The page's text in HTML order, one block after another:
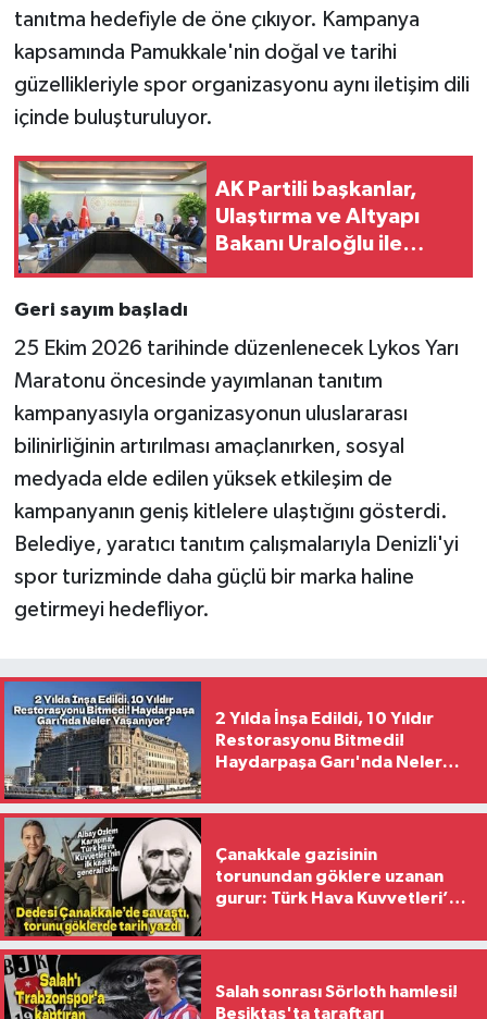
tanıtma hedefiyle de öne çıkıyor. Kampanya
kapsamında Pamukkale'nin doğal ve tarihi
güzellikleriyle spor organizasyonu aynı iletişim dili
içinde buluşturuluyor.
AK Partili başkanlar,
Ulaştırma ve Altyapı
Bakanı Uraloğlu ile
Geri sayım başladı
25 Ekim 2026 tarihinde düzenlenecek Lykos Yarı
Maratonu öncesinde yayımlanan tanıtım
kampanyasıyla organizasyonun uluslararası
bilinirliğinin artırılması amaçlanırken, sosyal
medyada elde edilen yüksek etkileşim de
kampanyanın geniş kitlelere ulaştığını gösterdi.
Belediye, yaratıcı tanıtım çalışmalarıyla Denizli'yi
spor turizminde daha güçlü bir marka haline
getirmeyi hedefliyor.
2 Yılda İnşa Edildi, 10 Yıldır
Restorasyonu Bitmedi!
Haydarpaşa Garı'nda Neler
Çanakkale gazisinin
torunundan göklere uzanan
gurur: Türk Hava Kuvvetleri’nin
Salah sonrası Sörloth hamlesi!
Beşiktaş'ta taraftarı